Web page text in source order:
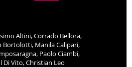
Altini, Corrado Bellora,
Bortolotti, Manila Calipari,
Paolo Ciambi,
Di Vito, Christian Leo